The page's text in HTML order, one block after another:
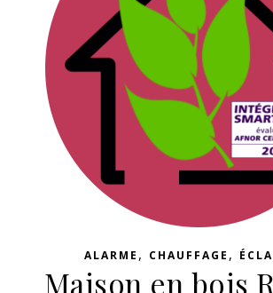
ALARME , CHAUFFAGE ,
Maison en bois